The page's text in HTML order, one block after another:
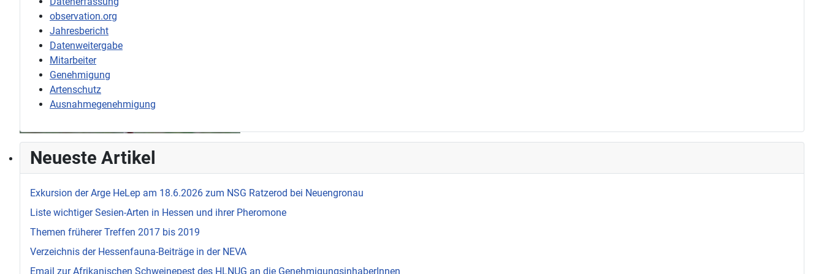
observation.org
Jahresbericht
Datenweitergabe
Mitarbeiter
Genehmigung
Artenschutz
Ausnahmegenehmigung
Neueste Artikel
Exkursion der Arge HeLep am 18.6.2026 zum NSG Ratzerod bei Neuengronau
Liste wichtiger Sesien-Arten in Hessen und ihrer Pheromone
Themen früherer Treffen 2017 bis 2019
Verzeichnis der Hessenfauna-Beiträge in der NEVA
Email zur Afrikanischen Schweinepest des HLNUG an die GenehmigungsinhaberInnen